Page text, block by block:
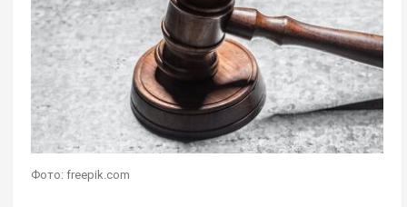
Фото: freepik.com